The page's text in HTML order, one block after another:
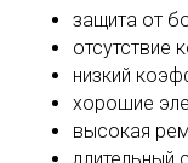
защита от
отсутствие
низкий
хорошие
высокая